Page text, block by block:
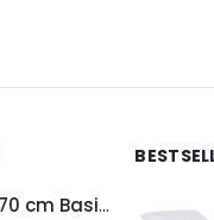
Frotee 50x70 cm Basic TS tumesinine